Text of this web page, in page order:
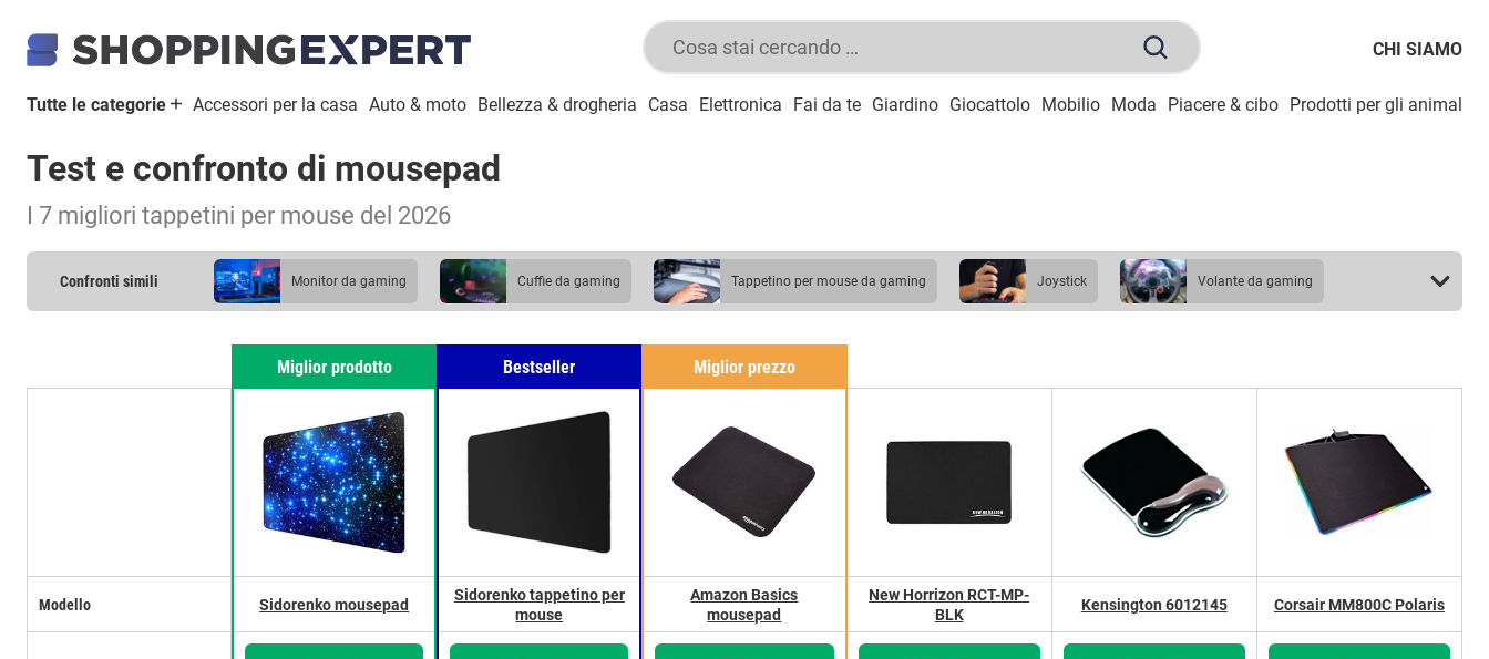
CHI SIAMO
Tutte le categorie Accessori per la casa Auto & moto Bellezza & drogheria Casa Elettronica Fai da te Giardino Giocattolo Mobilio Moda Piacere & cibo Prodotti per gli animali
Test e confronto di mousepad
I 7 migliori tappetini per mouse del 2026
Confronti simili monitor da gaming cuffie da gaming tappetino per mouse da gaming joystick volante da gaming
Modello
Miglior prodotto
Sidorenko mousepad
Bestseller
Sidorenko tappetino per
mouse
Miglior prezzo
Amazon Basics
mousepad
New Horrizon RCT-MP-
BLK
Kensington 6012145 Corsair MM800C Polaris